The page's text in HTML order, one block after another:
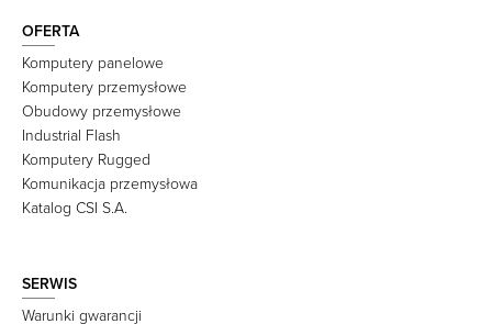
OFERTA
Komputery panelowe
Komputery przemysłowe
Obudowy przemysłowe
Industrial Flash
Komputery Rugged
Komunikacja przemysłowa
Katalog CSI S.A.
SERWIS
Warunki gwarancji